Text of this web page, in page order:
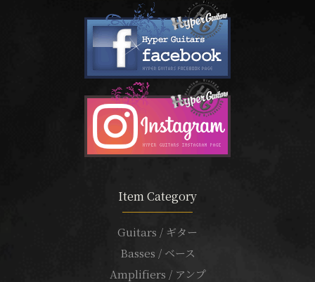
Item Category
Guitars / ギター
Basses / ベース
Amplifiers / アンプ